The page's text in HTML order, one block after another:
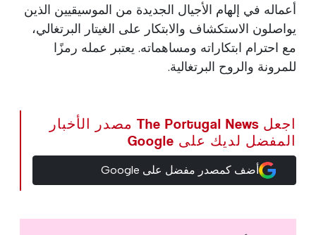
أعماله في إلهام الأجيال الجديدة من الموسيقيين الذين
يواصلون الاستكشاف والابتكار على الغيتار البرتغالي،
مع احترام ابتكاراته ومساهماته. يعتبر عمله رمزًا
للمرونة والروح البرتغالية.
اجعل The Portugal News مصدر الأخبار
المفضل لديك على Google
أضف كمصدر مفضل على Google